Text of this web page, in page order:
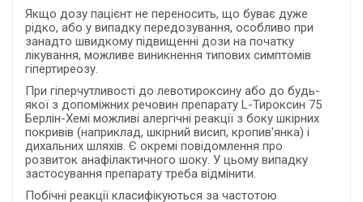
Якщо дозу пацієнт не переносить, що буває дуже
рідко, або у випадку передозування, особливо при
занадто швидкому підвищенні дози на початку
лікування, можливе виникнення типових симптомів
гіпертиреозу.
При гіперчутливості до левотироксину або до будь-
якої з допоміжних речовин препарату L-Тироксин 75
Берлін-Хемі можливі алергічні реакції з боку шкірних
покривів (наприклад, шкірний висип, кропив'янка) і
дихальних шляхів. Є окремі повідомлення про
розвиток анафілактичного шоку. У цьому випадку
застосування препарату треба відмінити.
Побічні реакції класифікуються за частотою